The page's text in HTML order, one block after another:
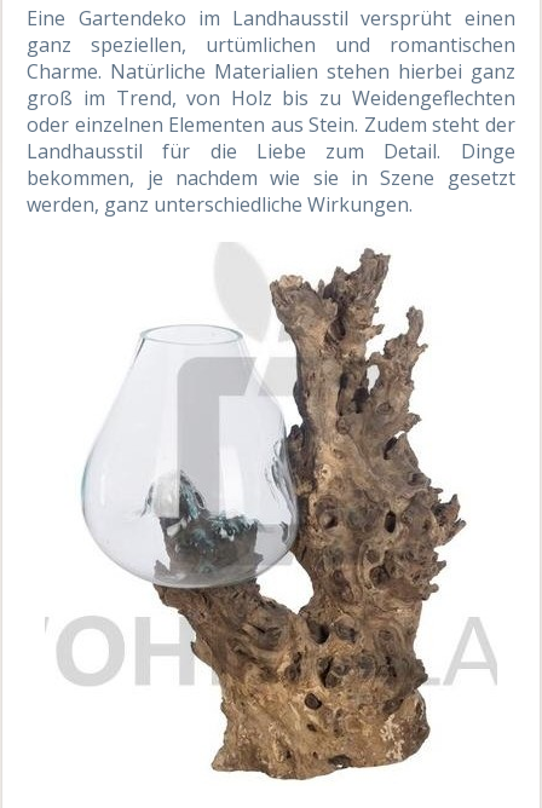
Eine Gartendeko im Landhausstil versprüht einen
ganz speziellen, urtümlichen und romantischen
Charme. Natürliche Materialien stehen hierbei ganz
groß im Trend, von Holz bis zu Weidengeflechten
oder einzelnen Elementen aus Stein. Zudem steht der
Landhausstil für die Liebe zum Detail. Dinge
bekommen, je nachdem wie sie in Szene gesetzt
werden, ganz unterschiedliche Wirkungen.